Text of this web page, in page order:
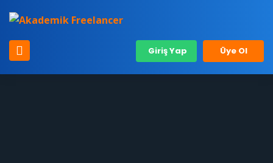
Giriş Yap Üye Ol